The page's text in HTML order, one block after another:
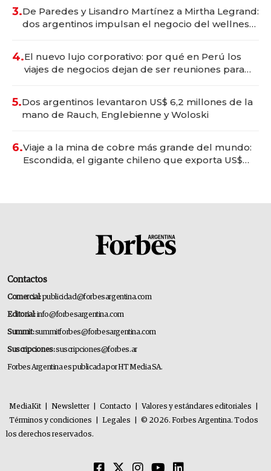
3.De Paredes y Lisandro Martínez a Mirtha Legrand:
dos argentinos impulsan el negocio del wellness
4.El nuevo lujo corporativo: por qué en Perú los
viajes de negocios dejan de ser reuniones para
5.Dos argentinos levantaron US$ 6,2 millones de la
mano de Rauch, Englebienne y Woloski
6.Viaje a la mina de cobre más grande del mundo:
Escondida, el gigante chileno que exporta US$
Contactos
Comercial:publicidad@forbesargentina.com
Editorial:info@forbesargentina.com
Summit:summitforbes@forbesargentina.com
Suscripciones:suscripciones@forbes.ar
Forbes Argentina es publicada por HT Media SA.
MediaKit Newsletter Contacto Valores y estándares editoriales
Términos y condiciones
Legales
© 2026. Forbes Argentina. Todos
los derechos reservados.